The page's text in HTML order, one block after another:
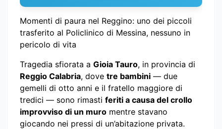
Momenti di paura nel Reggino: uno dei piccoli
trasferito al Policlinico di Messina, nessuno in
pericolo di vita
Tragedia sfiorata a Gioia Tauro, in provincia di
Reggio Calabria, dove tre bambini — due
gemelli di otto anni e il fratello maggiore di
tredici — sono rimasti feriti a causa del crollo
improvviso di un muro mentre stavano
giocando nei pressi di un’abitazione privata.